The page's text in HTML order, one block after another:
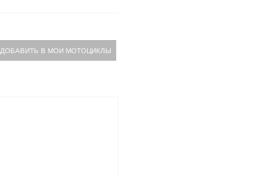
ДОБАВИТЬ В МОИ МОТОЦИКЛЫ